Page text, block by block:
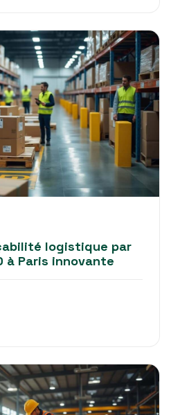
logistique par
à Paris innovante